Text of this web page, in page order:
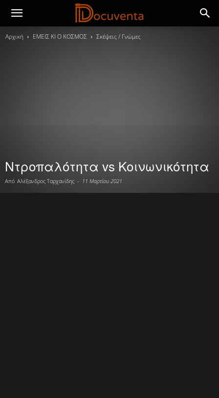
Αρχική ΕΜΕΙΣ ΚΙ Ο ΚΟΣΜΟΣ Σκέψεις / Γνώμες
Ντροπαλότητα vs Κοινωνικότητα
Από Αλέξανδρος Ταρχανίδης - 11 Μαρτίου 2021